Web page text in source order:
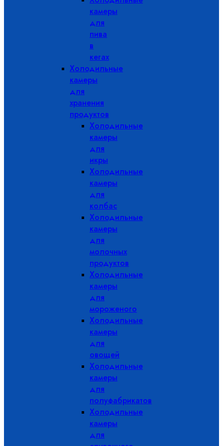
камеры
для
пива
в
кегах
Холодильные
камеры
для
хранения
продуктов
Холодильные
камеры
для
икры
Холодильные
камеры
для
колбас
Холодильные
камеры
для
молочных
продуктов
Холодильные
камеры
для
мороженого
Холодильные
камеры
для
овощей
Холодильные
камеры
для
полуфабрикатов
Холодильные
камеры
для